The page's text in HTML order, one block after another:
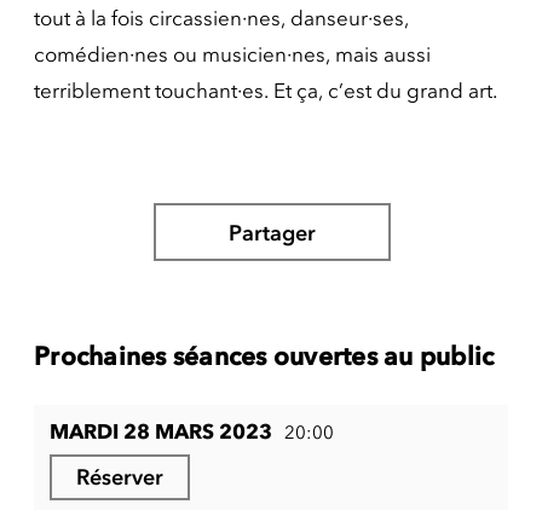
tout à la fois circassien·nes, danseur·ses,
comédien·nes ou musicien·nes, mais aussi
terriblement touchant·es. Et ça, c’est du grand art.
Partager
Prochaines séances ouvertes au public
MARDI 28 MARS 2023 20:00
Réserver